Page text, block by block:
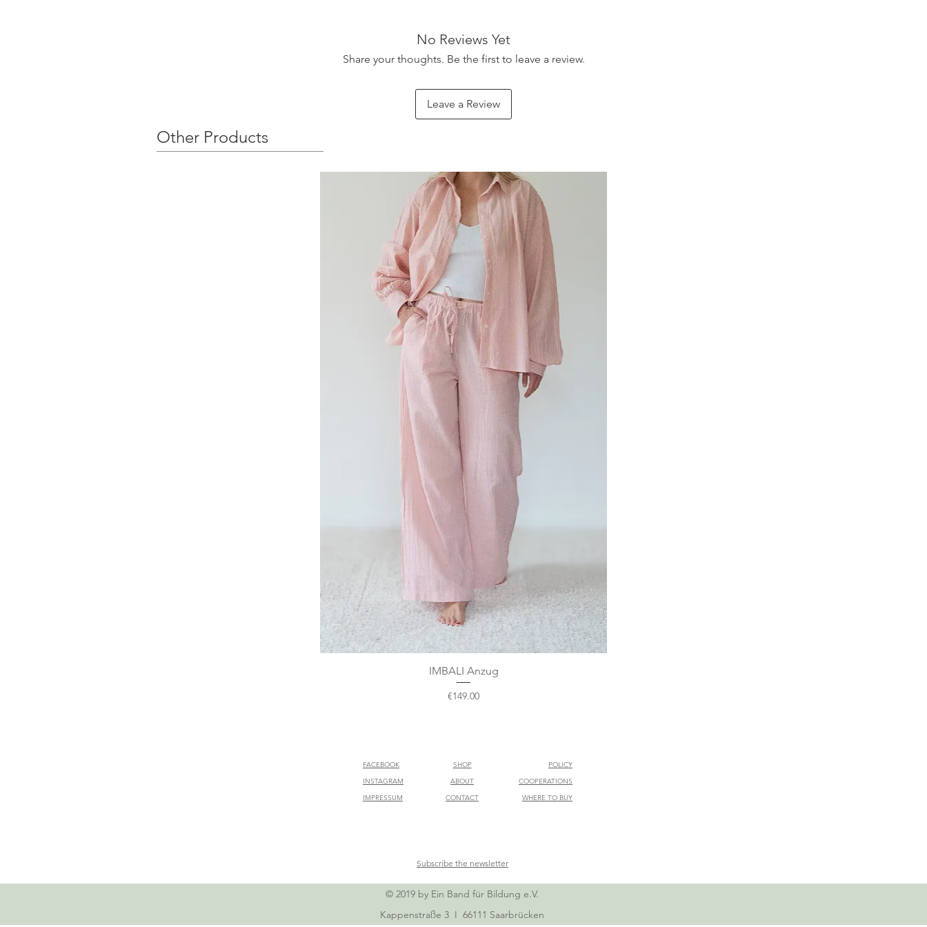
No Reviews Yet
Share your thoughts. Be the first to leave a review.
Leave a Review
Other Products
Quick View
IMBALI Anzug
Price
€149.00
FACEBOOK
INSTAGRAM
IMPRESSUM
SHOP
ABOUT
CONTACT
POLICY
COOPERATIONS
WHERE TO BUY
Subscribe the newsletter
© 2019 by Ein Band für Bildung e.V.
Kappenstraße 3 I 66111 Saarbrücken